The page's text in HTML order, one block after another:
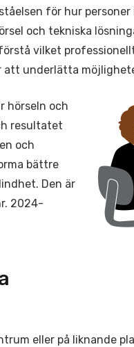
för hur personer
och tekniska
vilket
att underlätta
hörseln och
resultatet
och
bättre
Den är
2024-
eller på liknande